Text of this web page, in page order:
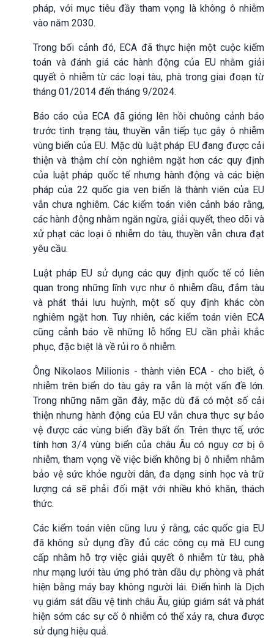
pháp, với mục tiêu đầy tham vọng là không ô nhiễm
vào năm 2030.
Trong bối cảnh đó, ECA đã thực hiện một cuộc kiểm
toán và đánh giá các hành động của EU nhằm giải
quyết ô nhiễm từ các loại tàu, phà trong giai đoạn từ
tháng 01/2014 đến tháng 9/2024.
Báo cáo của ECA đã gióng lên hồi chuông cảnh báo
trước tình trạng tàu, thuyền vẫn tiếp tục gây ô nhiễm
vùng biển của EU. Mặc dù luật pháp EU đang được cải
thiện và thậm chí còn nghiêm ngặt hơn các quy định
của luật pháp quốc tế nhưng hành động và các biện
pháp của 22 quốc gia ven biển là thành viên của EU
vẫn chưa nghiêm. Các kiểm toán viên cảnh báo rằng,
các hành động nhằm ngăn ngừa, giải quyết, theo dõi và
xử phạt các loại ô nhiễm do tàu, thuyền vẫn chưa đạt
yêu cầu.
Luật pháp EU sử dụng các quy định quốc tế có liên
quan trong những lĩnh vực như ô nhiễm dầu, đắm tàu
và phát thải lưu huỳnh, một số quy định khác còn
nghiêm ngặt hơn. Tuy nhiên, các kiểm toán viên ECA
cũng cảnh báo về những lỗ hổng EU cần phải khắc
phục, đặc biệt là về rủi ro ô nhiễm.
Ông Nikolaos Milionis - thành viên ECA - cho biết, ô
nhiễm trên biển do tàu gây ra vẫn là một vấn đề lớn.
Trong những năm gần đây, mặc dù đã có một số cải
thiện nhưng hành động của EU vẫn chưa thực sự bảo
vệ được các vùng biển đầy bất ổn. Trên thực tế, ước
tính hơn 3/4 vùng biển của châu Âu có nguy cơ bị ô
nhiễm, tham vọng về việc biển không bị ô nhiễm nhằm
bảo vệ sức khỏe người dân, đa dạng sinh học và trữ
lượng cá sẽ phải đối mặt với nhiều khó khăn, thách
thức.
Các kiểm toán viên cũng lưu ý rằng, các quốc gia EU
đã không sử dụng đầy đủ các công cụ mà EU cung
cấp nhằm hỗ trợ việc giải quyết ô nhiễm từ tàu, phà
như mạng lưới tàu ứng phó tràn dầu dự phòng và phát
hiện bằng máy bay không người lái. Điển hình là Dịch
vụ giám sát dầu vệ tinh châu Âu, giúp giám sát và phát
hiện sớm các sự cố ô nhiễm có thể xảy ra, chưa được
sử dụng hiệu quả.